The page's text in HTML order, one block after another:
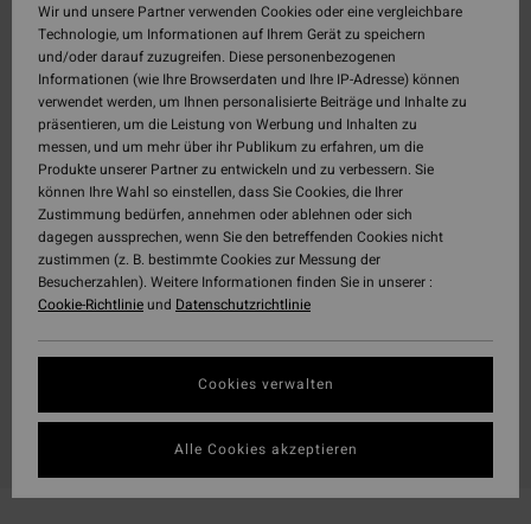
Wir und unsere Partner verwenden Cookies oder eine vergleichbare
Technologie, um Informationen auf Ihrem Gerät zu speichern
und/oder darauf zuzugreifen. Diese personenbezogenen
Informationen (wie Ihre Browserdaten und Ihre IP-Adresse) können
verwendet werden, um Ihnen personalisierte Beiträge und Inhalte zu
präsentieren, um die Leistung von Werbung und Inhalten zu
messen, und um mehr über ihr Publikum zu erfahren, um die
Produkte unserer Partner zu entwickeln und zu verbessern. Sie
können Ihre Wahl so einstellen, dass Sie Cookies, die Ihrer
Zustimmung bedürfen, annehmen oder ablehnen oder sich
dagegen aussprechen, wenn Sie den betreffenden Cookies nicht
zustimmen (z. B. bestimmte Cookies zur Messung der
Besucherzahlen). Weitere Informationen finden Sie in unserer :
Cookie-Richtlinieund Datenschutzrichtlinie
Cookies verwalten
Alle Cookies akzeptieren